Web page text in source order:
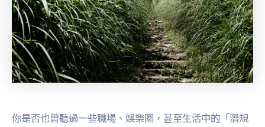
你是否也曾聽過一些職場、娛樂圈，甚至生活中的「潛規